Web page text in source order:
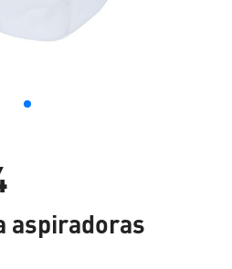
aspiradoras